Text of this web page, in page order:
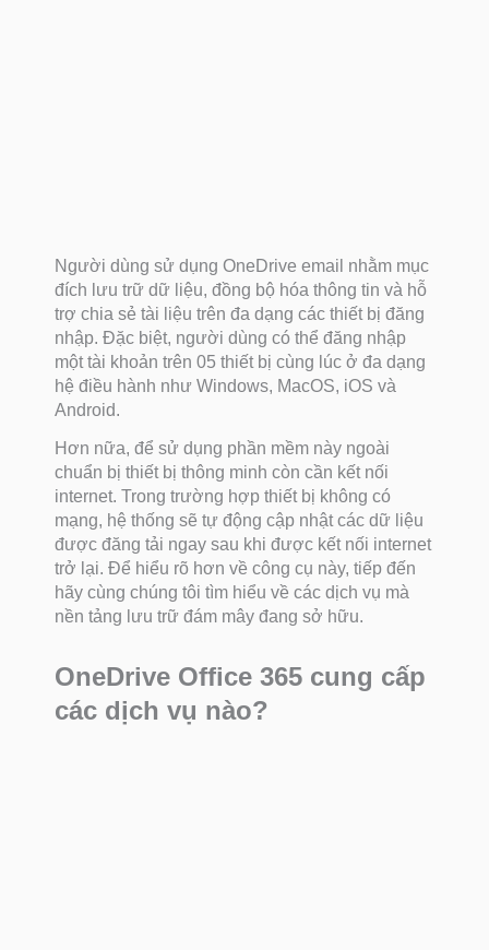
Người dùng sử dụng OneDrive email nhằm mục
đích lưu trữ dữ liệu, đồng bộ hóa thông tin và hỗ
trợ chia sẻ tài liệu trên đa dạng các thiết bị đăng
nhập. Đặc biệt, người dùng có thể đăng nhập
một tài khoản trên 05 thiết bị cùng lúc ở đa dạng
hệ điều hành như Windows, MacOS, iOS và
Android.
Hơn nữa, để sử dụng phần mềm này ngoài
chuẩn bị thiết bị thông minh còn cần kết nối
internet. Trong trường hợp thiết bị không có
mạng, hệ thống sẽ tự động cập nhật các dữ liệu
được đăng tải ngay sau khi được kết nối internet
trở lại. Để hiểu rõ hơn về công cụ này, tiếp đến
hãy cùng chúng tôi tìm hiểu về các dịch vụ mà
nền tảng lưu trữ đám mây đang sở hữu.
OneDrive Office 365 cung cấp
các dịch vụ nào?